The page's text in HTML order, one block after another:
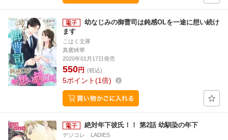
幼なじみの御曹司は鈍感OLを一途に想い続け
ます
こはく文庫
真蜜綺華
2020年01月17日発売
550円 (税込)
5ポイント 1倍
絶対年下彼氏！！ 第2話 幼馴染の年下
デジコレ LADIES